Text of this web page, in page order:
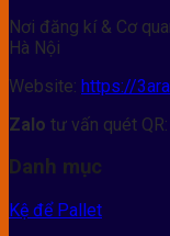
Nơi đăng kí & Cơ
Hà Nội
Website: https://
Zalo tư vấn quét QR:
Danh mục
Kệ để Pallet